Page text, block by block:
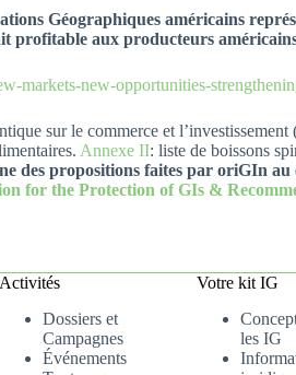
Géographiques américains
profitable aux producteurs
markets-new-opportunities-
sur le commerce et
Annexe II: liste de boissons
des propositions faites par oriGIn
for the Protection of GIs &
Activités
Dossiers et
Campagnes
Événements
Votre kit IG
les IG